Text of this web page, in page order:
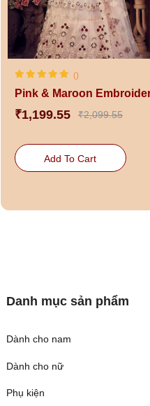
()
₹1,199.55 ₹2,099.55
Add To Cart
Danh mục sản phẩm
Dành cho nam
Dành cho nữ
Phụ kiện